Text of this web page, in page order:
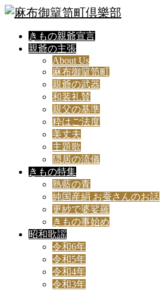
きもの親爺宣言
親爺の主張
About Us
麻布御簞笥町
親爺の武器
和装礼賛
親父の基準
粋はご法度
美丈夫
主題歌
隠居の流儀
きもの特集
熟藍の青
純国産絹 お蚕さんのお話
更紗で婆娑羅
きもの事始め
昭和歌謡
令和6年
令和5年
令和4年
令和3年